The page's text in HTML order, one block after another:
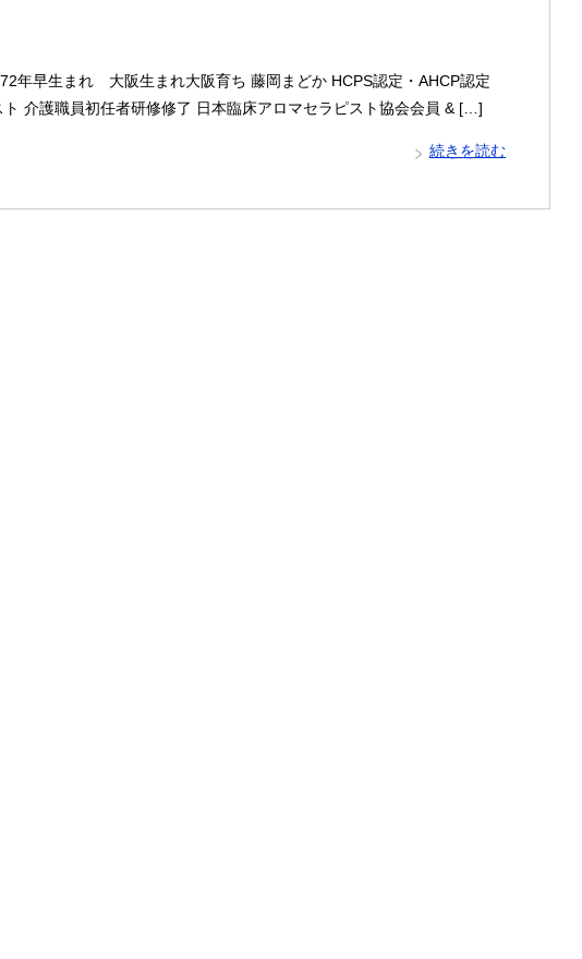
年早生まれ 大阪生まれ大阪育ち 藤岡まどか HCPS認定・AHCP認定
介護職員初任者研修修了 日本臨床アロマセラピスト協会会員 & […]
続きを読む